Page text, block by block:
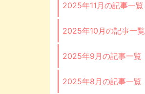
2025年11月の記事一覧
2025年10月の記事一覧
2025年9月の記事一覧
2025年8月の記事一覧